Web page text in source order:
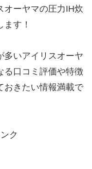
オーヤマの圧力IH炊
す！
多いアイリスオーヤ
る口コミ評価や特徴
おきたい情報満載で
ク